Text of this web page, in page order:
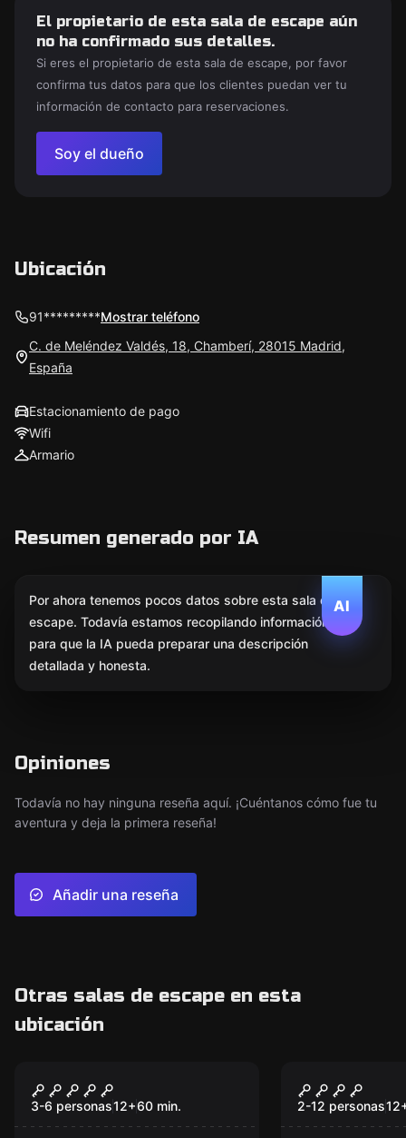
El propietario de esta sala de escape aún
no ha confirmado sus detalles.
Si eres el propietario de esta sala de escape, por favor
confirma tus datos para que los clientes puedan ver tu
información de contacto para reservaciones.
Soy el dueño
Ubicación
91*********Mostrar teléfono
C. de Meléndez Valdés, 18, Chamberí, 28015 Madrid,
España
Estacionamiento de pago
Wifi
Armario
Resumen generado por IA
AI
Por ahora tenemos pocos datos sobre esta sala de
escape. Todavía estamos recopilando información
para que la IA pueda preparar una descripción
detallada y honesta.
Opiniones
Todavía no hay ninguna reseña aquí. ¡Cuéntanos cómo fue tu
aventura y deja la primera reseña!
Añadir una reseña
Otras salas de escape en esta
ubicación
Tras el Espejo
3-6 personas12+60 min.
Nuevo
El Secreto
2-12 personas12